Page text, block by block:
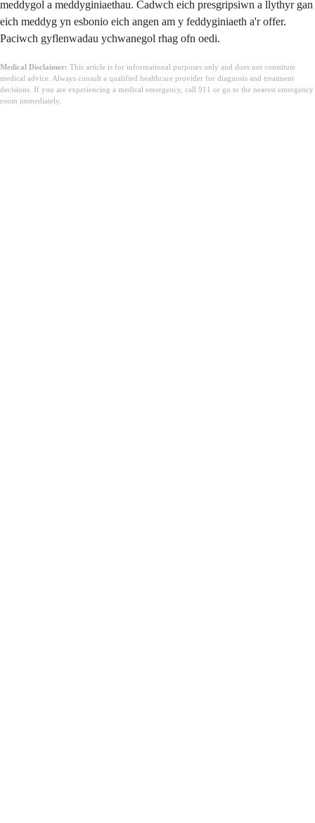
meddygol a meddyginiaethau. Cadwch eich presgripsiwn a llythyr gan
eich meddyg yn esbonio eich angen am y feddyginiaeth a'r offer.
Paciwch gyflenwadau ychwanegol rhag ofn oedi.
Medical Disclaimer: This article is for informational purposes only and does not constitute
medical advice. Always consult a qualified healthcare provider for diagnosis and treatment
decisions. If you are experiencing a medical emergency, call 911 or go to the nearest emergency
room immediately.